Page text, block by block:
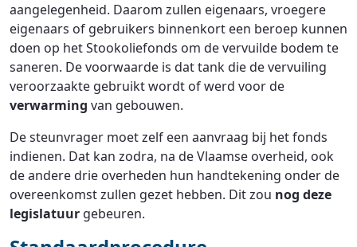
aangelegenheid. Daarom zullen eigenaars, vroegere
eigenaars of gebruikers binnenkort een beroep kunnen
doen op het Stookoliefonds om de vervuilde bodem te
saneren. De voorwaarde is dat tank die de vervuiling
veroorzaakte gebruikt wordt of werd voor de
verwarming van gebouwen.
De steunvrager moet zelf een aanvraag bij het fonds
indienen. Dat kan zodra, na de Vlaamse overheid, ook
de andere drie overheden hun handtekening onder de
overeenkomst zullen gezet hebben. Dit zou nog deze
legislatuur gebeuren.